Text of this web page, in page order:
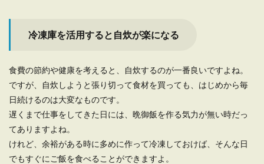
使える物...
一人暮らしの夕飯を外食で済ませたい
一人暮らしの夕飯を外食でさっさと済ませたい！
冷凍庫を活用すると自炊が楽になる
食費の節約や健康を考えると、自炊するのが一番良いですよね。
ですが、自炊しようと張り切って食材を買っても、はじめから毎
日続けるのは大変なものです。
遅くまで仕事をしてきた日には、晩御飯を作る気力が無い時だっ
てありますよね。
けれど、余裕がある時に多めに作って冷凍しておけば、そんな日
でもすぐにご飯を食べることができますよ。